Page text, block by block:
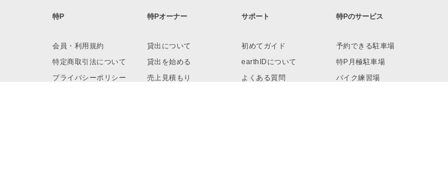
特P
会員・利用規約
特定商取引法について
プライバシーポリシー
特Pオーナー
貸出について
貸出を始める
売上見積もり
サポート
初めてガイド
earthIDについて
よくある質問
特Pのサービス
予約できる駐車場
特P月極駐車場
バイク練習場